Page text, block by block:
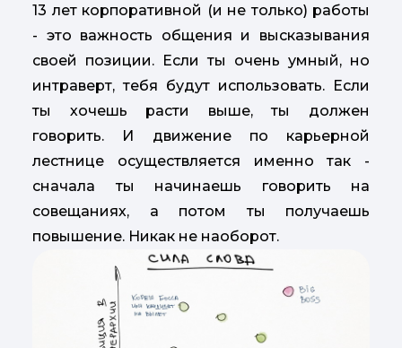
13 лет корпоративной (и не только) работы
- это важность общения и высказывания
своей позиции. Если ты очень умный, но
интраверт, тебя будут использовать. Если
ты хочешь расти выше, ты должен
говорить. И движение по карьерной
лестнице осуществляется именно так -
сначала ты начинаешь говорить на
совещаниях, а потом ты получаешь
повышение. Никак не наоборот.